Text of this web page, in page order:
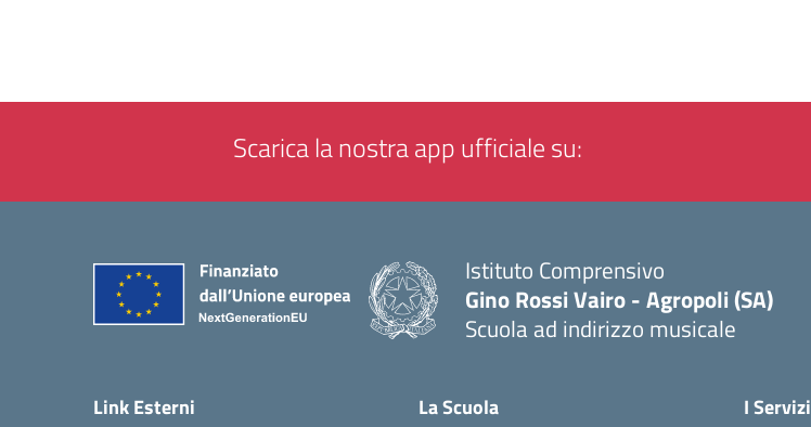
Scarica la nostra app ufficiale su:
Istituto Comprensivo
Gino Rossi Vairo - Agropoli (SA)
Scuola ad indirizzo musicale
Link Esterni La Scuola I Servizi